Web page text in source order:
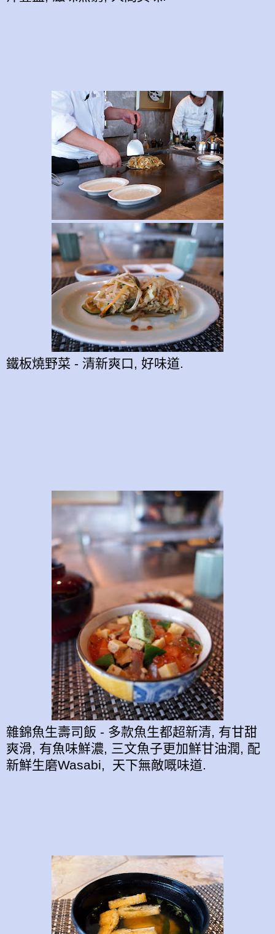
鐵板燒野菜 - 清新爽口, 好味道.
雜錦魚生壽司飯 - 多款魚生都超新清, 有甘甜
爽滑, 有魚味鮮濃, 三文魚子更加鮮甘油潤, 配
新鮮生磨Wasabi, 天下無敵嘅味道.